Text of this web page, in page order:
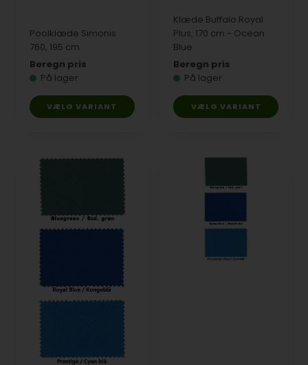
Poolklæde Simonis
760, 195 cm
Beregn pris
På lager
VÆLG VARIANT
Klæde Buffalo Royal
Plus, 170 cm - Ocean
Blue
Beregn pris
På lager
VÆLG VARIANT